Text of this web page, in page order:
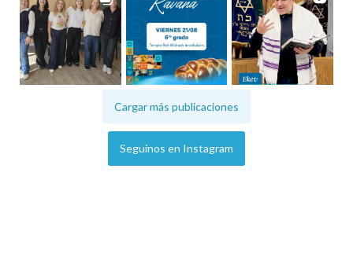
Cargar más publicaciones
Seguinos en Instagram